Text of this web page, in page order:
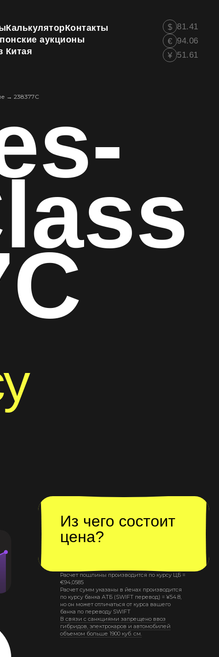
КалькуляторКонтакты
аукционы
Китая
$ 81.41
€ 94.06
¥ 51.61
→ 238377C
Из чего состоит
цена?
Расчет пошлины производится по курсу ЦБ =
€94,0585
Расчет сумм указаны в йенах производится
по курсу банка АТБ (SWIFT перевод) = ¥54.8,
но он может отличаться от курса вашего
банка по переводу SWIFT
В связи с санкциями запрещено ввоз
гибридов, электрокаров и автомобилей
объемом больше 1900 куб. см.